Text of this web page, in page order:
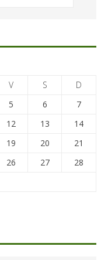
V S
D
5 6
7
12 13
14
19 20
21
26 27
28